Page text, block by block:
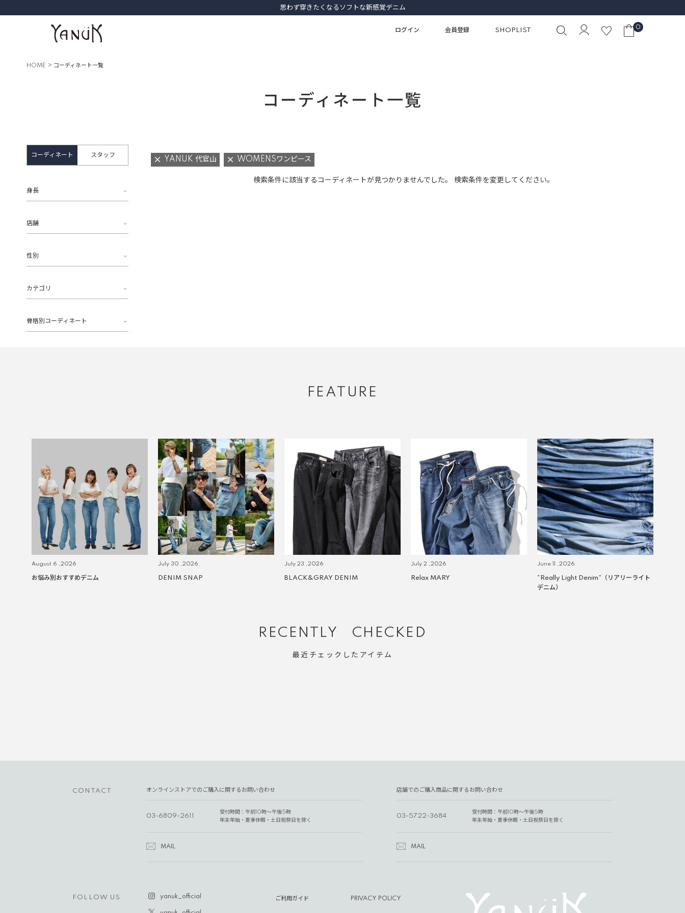
思わず穿きたくなるソフトな新感覚デニム
ログイン 会員登録 SHOPLIST 0
HOME コーディネート一覧
コーディネート一覧
コーディネート スタッフ
身長
店舗
性別
カテゴリ
骨格別コーディネート
YANUK 代官山 WOMENSワンピース
検索条件に該当するコーディネートが見つかりませんでした。 検索条件を変更してください。
FEATURE
August 6 ,2026
お悩み別おすすめデニム
July 30 ,2026
DENIM SNAP
July 23 ,2026
BLACK&GRAY DENIM
July 2 ,2026
Relax MARY
June 11 ,2026
“Really Light Denim”（リアリーライト
デニム）
RECENTLY CHECKED
最近チェックしたアイテム
CONTACT オンラインストアでのご購入に関するお問い合わせ
03-6809-2611
受付時間：午前10時～午後5時
年末年始・夏季休暇・土日祝祭日を除く
MAIL
店舗でのご購入商品に関するお問い合わせ
03-5722-3684
受付時間：午前10時～午後5時
年末年始・夏季休暇・土日祝祭日を除く
MAIL
FOLLOW US yanuk_official ご利用ガイド PRIVACY POLICY